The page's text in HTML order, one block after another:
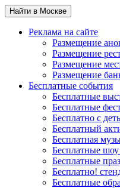
Найти в Москве
Реклама на сайте
Размещение
Размещение
Размещение
Размещение
Бесплатные события
Бесплатные
Бесплатные
Бесплатно с
Бесплатный
Бесплатная
Бесплатные
Бесплатные
Бесплатно!
Бесплатные